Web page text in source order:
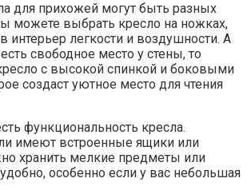
для прихожей могут быть разных
можете выбрать кресло на ножках,
интерьер легкости и воздушности. А
свободное место у стены, то
с высокой спинкой и боковыми
создаст уютное место для чтения
функциональность кресла.
имеют встроенные ящики или
хранить мелкие предметы или
особенно если у вас небольшая